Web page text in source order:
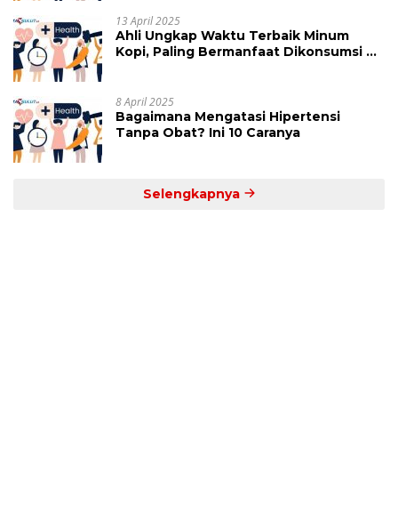
13 April 2025
Ahli Ungkap Waktu Terbaik Minum
Kopi, Paling Bermanfaat Dikonsumsi di
8 April 2025
Bagaimana Mengatasi Hipertensi
Tanpa Obat? Ini 10 Caranya
Selengkapnya